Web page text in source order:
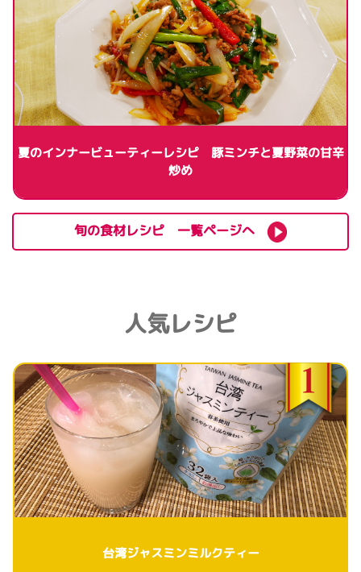
夏のインナービューティーレシピ 豚ミンチと夏野菜の甘辛
炒め
旬の食材レシピ 一覧ページへ
人気レシピ
台湾ジャスミンミルクティー